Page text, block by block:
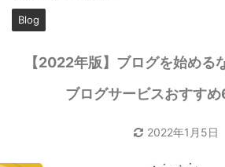
Blog
【2022年版】ブログを始める
ブログサービスおすす
2022年1月5日